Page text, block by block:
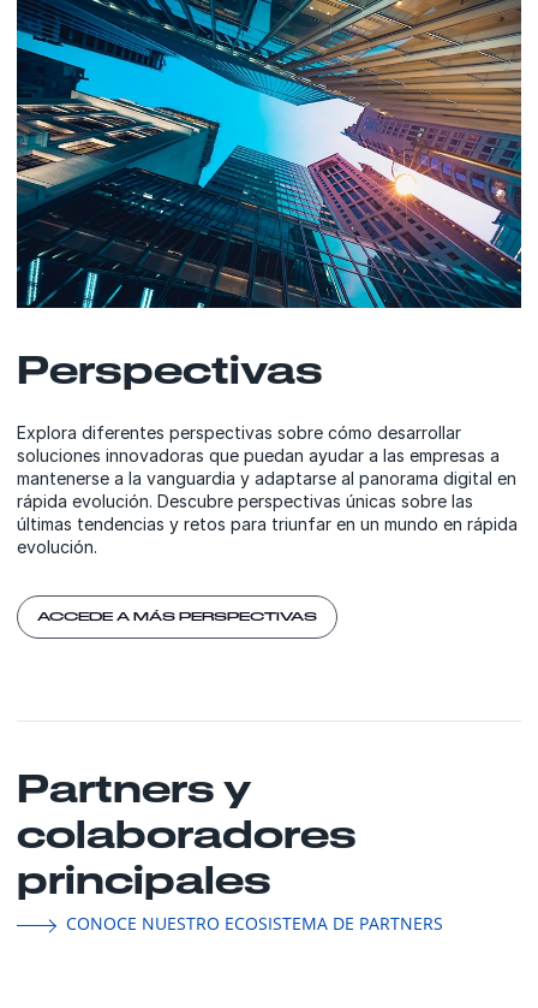
Perspectivas
Explora diferentes perspectivas sobre cómo desarrollar
soluciones innovadoras que puedan ayudar a las empresas a
mantenerse a la vanguardia y adaptarse al panorama digital en
rápida evolución. Descubre perspectivas únicas sobre las
últimas tendencias y retos para triunfar en un mundo en rápida
evolución.
ACCEDE A MÁS PERSPECTIVAS
Partners y
colaboradores
principales
CONOCE NUESTRO ECOSISTEMA DE PARTNERS